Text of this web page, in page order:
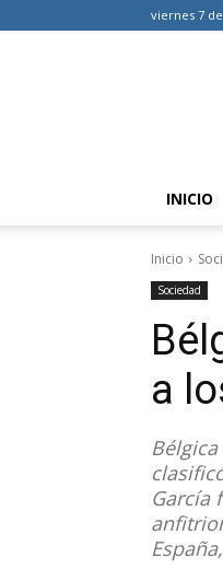
viernes 7
INICIO
Inicio
Sociedad
a
García